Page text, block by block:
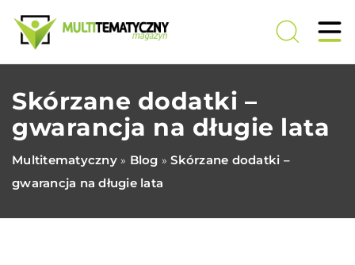
Skórzane dodatki –
gwarancja na długie lata
Multitematyczny» Blog »Skórzane dodatki –
gwarancja na długie lata